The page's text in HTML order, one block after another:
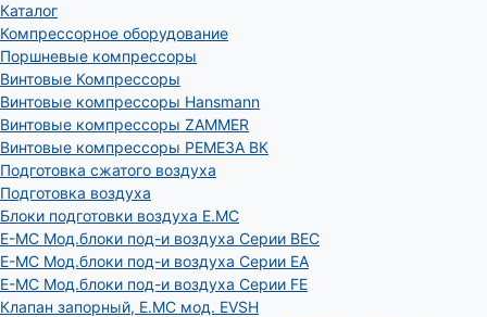
Каталог
Компрессорное оборудование
Поршневые компрессоры
Винтовые Компрессоры
Винтовые компрессоры Hansmann
Винтовые компрессоры ZAMMER
Винтовые компрессоры РЕМЕЗА ВК
Подготовка сжатого воздуха
Подготовка воздуха
Блоки подготовки воздуха E.MC
E-MC Мод.блоки под-и воздуха Серии BEC
E-MC Мод.блоки под-и воздуха Серии EA
E-MC Мод.блоки под-и воздуха Серии FE
Клапан запорный, E.MC мод. EVSH